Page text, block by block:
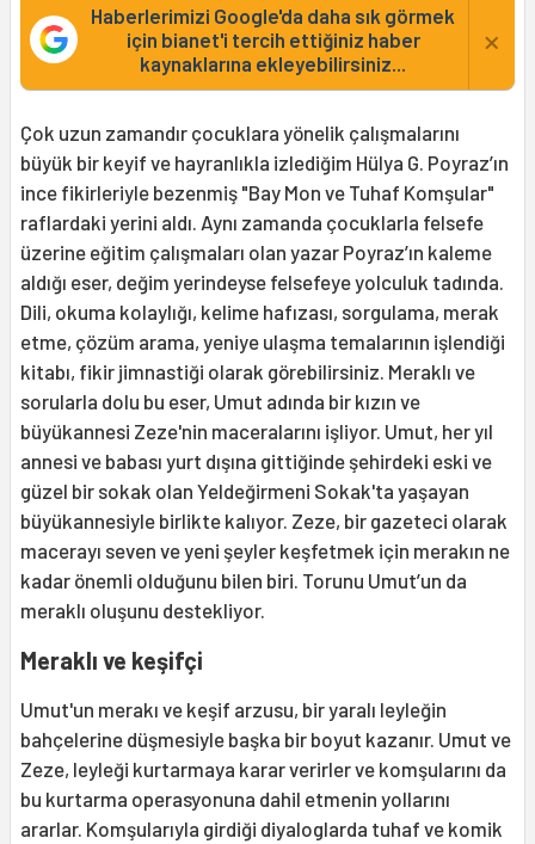
Haberlerimizi Google'da daha sık görmek
için bianet'i tercih ettiğiniz haber
kaynaklarına ekleyebilirsiniz...
×
Çok uzun zamandır çocuklara yönelik çalışmalarını
büyük bir keyif ve hayranlıkla izlediğim Hülya G. Poyraz’ın
ince fikirleriyle bezenmiş "Bay Mon ve Tuhaf Komşular"
raflardaki yerini aldı. Aynı zamanda çocuklarla felsefe
üzerine eğitim çalışmaları olan yazar Poyraz’ın kaleme
aldığı eser, değim yerindeyse felsefeye yolculuk tadında.
Dili, okuma kolaylığı, kelime hafızası, sorgulama, merak
etme, çözüm arama, yeniye ulaşma temalarının işlendiği
kitabı, fikir jimnastiği olarak görebilirsiniz. Meraklı ve
sorularla dolu bu eser, Umut adında bir kızın ve
büyükannesi Zeze'nin maceralarını işliyor. Umut, her yıl
annesi ve babası yurt dışına gittiğinde şehirdeki eski ve
güzel bir sokak olan Yeldeğirmeni Sokak'ta yaşayan
büyükannesiyle birlikte kalıyor. Zeze, bir gazeteci olarak
macerayı seven ve yeni şeyler keşfetmek için merakın ne
kadar önemli olduğunu bilen biri. Torunu Umut’un da
meraklı oluşunu destekliyor.
Meraklı ve keşifçi
Umut'un merakı ve keşif arzusu, bir yaralı leyleğin
bahçelerine düşmesiyle başka bir boyut kazanır. Umut ve
Zeze, leyleği kurtarmaya karar verirler ve komşularını da
bu kurtarma operasyonuna dahil etmenin yollarını
ararlar. Komşularıyla girdiği diyaloglarda tuhaf ve komik